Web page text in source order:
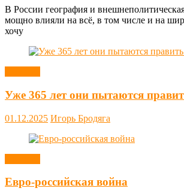
В России география и
мощно влияли на всё, в том числе и на
хочу
Уже 365 лет они пытаются
01.12.2025 Игорь Бродяга
Евро-российская война